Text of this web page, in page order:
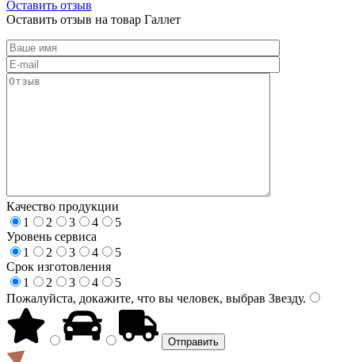
Оставить отзыв
Оставить отзыв на товар Галлет
Качество продукции
1
2 3 4
5
Уровень сервиса
1
2 3 4
5
Срок изготовления
1
2 3 4
5
Пожалуйста, докажите, что вы человек, выбрав Звезду.